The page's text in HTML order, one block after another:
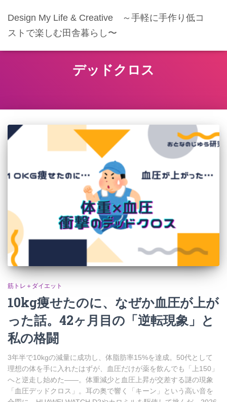
Design My Life & Creative ～手軽に手作り低コ
ストで楽しむ田舎暮らし〜
デッドクロス
筋トレ＋ダイエット
10kg痩せたのに、なぜか血圧が上が
った話。42ヶ月目の「逆転現象」と
私の格闘
3年半で10kgの減量に成功し、体脂肪率15%を達成。50代として
理想の体を手に入れたはずが、血圧だけが薬を飲んでも「上150」
へと逆走し始めた――。体重減少と血圧上昇が交差する謎の現象
「血圧デッドクロス」。耳の奥で響く「キーン」という高い音を